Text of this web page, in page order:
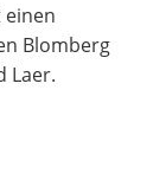
einen
Blomberg
Laer.